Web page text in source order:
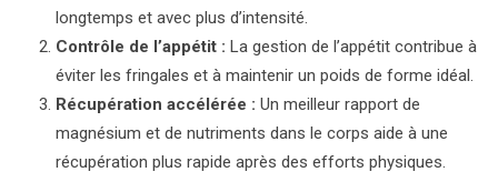
longtemps et avec plus d’intensité.
Contrôle de l’appétit : La gestion de l’appétit contribue à
éviter les fringales et à maintenir un poids de forme idéal.
Récupération accélérée : Un meilleur rapport de
magnésium et de nutriments dans le corps aide à une
récupération plus rapide après des efforts physiques.